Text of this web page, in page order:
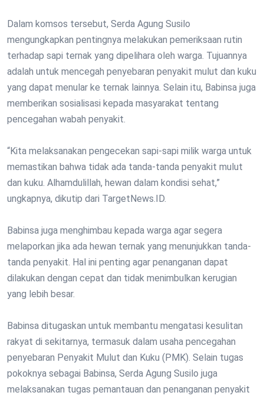
Dalam komsos tersebut, Serda Agung Susilo
mengungkapkan pentingnya melakukan pemeriksaan rutin
terhadap sapi ternak yang dipelihara oleh warga. Tujuannya
adalah untuk mencegah penyebaran penyakit mulut dan kuku
yang dapat menular ke ternak lainnya. Selain itu, Babinsa juga
memberikan sosialisasi kepada masyarakat tentang
pencegahan wabah penyakit.
“Kita melaksanakan pengecekan sapi-sapi milik warga untuk
memastikan bahwa tidak ada tanda-tanda penyakit mulut
dan kuku. Alhamdulillah, hewan dalam kondisi sehat,”
ungkapnya, dikutip dari TargetNews.ID.
Babinsa juga menghimbau kepada warga agar segera
melaporkan jika ada hewan ternak yang menunjukkan tanda-
tanda penyakit. Hal ini penting agar penanganan dapat
dilakukan dengan cepat dan tidak menimbulkan kerugian
yang lebih besar.
Babinsa ditugaskan untuk membantu mengatasi kesulitan
rakyat di sekitarnya, termasuk dalam usaha pencegahan
penyebaran Penyakit Mulut dan Kuku (PMK). Selain tugas
pokoknya sebagai Babinsa, Serda Agung Susilo juga
melaksanakan tugas pemantauan dan penanganan penyakit